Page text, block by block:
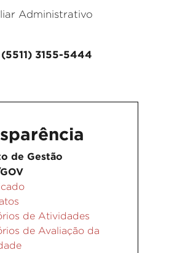
Administrativo
3155-5444
de Gestão
de Atividades
de Avaliação da